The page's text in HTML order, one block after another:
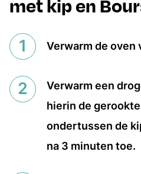
met kip en
Verwarm de oven
Verwarm een
hierin de
ondertussen de
na 3 minuten toe.